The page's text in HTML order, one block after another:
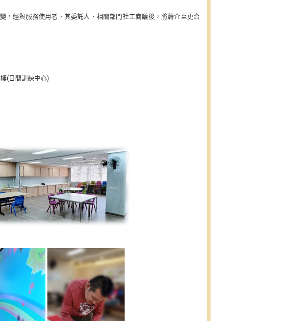
，經與服務使用者、其委託人、相關部門社工商議後，將轉介至更合
(日間訓練中心)